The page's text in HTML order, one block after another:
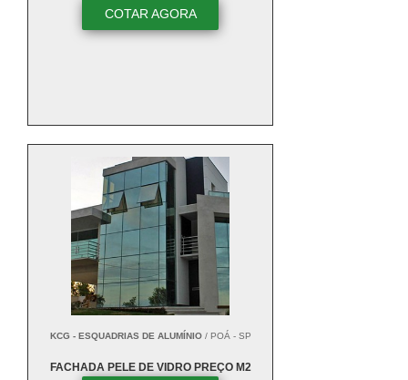
VIDRO
COTAR AGORA
KCG - ESQUADRIAS DE ALUMÍNIO/ POÁ - SP
FACHADA PELE DE VIDRO PREÇO M2